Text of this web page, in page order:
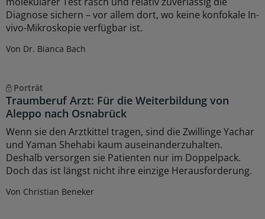
Diagnose sichern – vor allem dort, wo keine konfokale In-
vivo-Mikroskopie verfügbar ist.
Von Dr. Bianca Bach
Porträt
Traumberuf Arzt: Für die Weiterbildung von
Aleppo nach Osnabrück
Wenn sie den Arztkittel tragen, sind die Zwillinge Yachar
und Yaman Shehabi kaum auseinanderzuhalten.
Deshalb versorgen sie Patienten nur im Doppelpack.
Doch das ist längst nicht ihre einzige Herausforderung.
Von Christian Beneker